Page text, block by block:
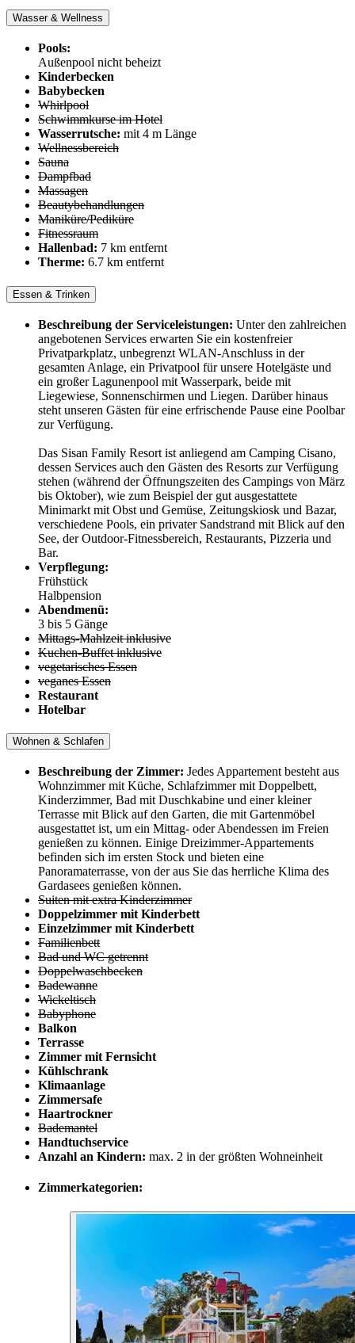
Wasser & Wellness
Pools:
Außenpool nicht beheizt
Kinderbecken
Babybecken
Whirlpool
Schwimmkurse im Hotel
Wasserrutsche: mit 4 m Länge
Wellnessbereich
Sauna
Dampfbad
Massagen
Beautybehandlungen
Maniküre/Pediküre
Fitnessraum
Hallenbad: 7 km entfernt
Therme: 6.7 km entfernt
Essen & Trinken
Beschreibung der Serviceleistungen: Unter den zahlreichen
angebotenen Services erwarten Sie ein kostenfreier
Privatparkplatz, unbegrenzt WLAN-Anschluss in der
gesamten Anlage, ein Privatpool für unsere Hotelgäste und
ein großer Lagunenpool mit Wasserpark, beide mit
Liegewiese, Sonnenschirmen und Liegen. Darüber hinaus
steht unseren Gästen für eine erfrischende Pause eine Poolbar
zur Verfügung.
Das Sisan Family Resort ist anliegend am Camping Cisano,
dessen Services auch den Gästen des Resorts zur Verfügung
stehen (während der Öffnungszeiten des Campings von März
bis Oktober), wie zum Beispiel der gut ausgestattete
Minimarkt mit Obst und Gemüse, Zeitungskiosk und Bazar,
verschiedene Pools, ein privater Sandstrand mit Blick auf den
See, der Outdoor-Fitnessbereich, Restaurants, Pizzeria und
Bar.
Verpflegung:
Frühstück
Halbpension
Abendmenü:
3 bis 5 Gänge
Mittags-Mahlzeit inklusive
Kuchen-Buffet inklusive
vegetarisches Essen
veganes Essen
Restaurant
Hotelbar
Wohnen & Schlafen
Beschreibung der Zimmer: Jedes Appartement besteht aus
Wohnzimmer mit Küche, Schlafzimmer mit Doppelbett,
Kinderzimmer, Bad mit Duschkabine und einer kleiner
Terrasse mit Blick auf den Garten, die mit Gartenmöbel
ausgestattet ist, um ein Mittag- oder Abendessen im Freien
genießen zu können. Einige Dreizimmer-Appartements
befinden sich im ersten Stock und bieten eine
Panoramaterrasse, von der aus Sie das herrliche Klima des
Gardasees genießen können.
Suiten mit extra Kinderzimmer
Doppelzimmer mit Kinderbett
Einzelzimmer mit Kinderbett
Familienbett
Bad und WC getrennt
Doppelwaschbecken
Badewanne
Wickeltisch
Babyphone
Balkon
Terrasse
Zimmer mit Fernsicht
Kühlschrank
Klimaanlage
Zimmersafe
Haartrockner
Bademantel
Handtuchservice
Anzahl an Kindern: max. 2 in der größten Wohneinheit
Zimmerkategorien: